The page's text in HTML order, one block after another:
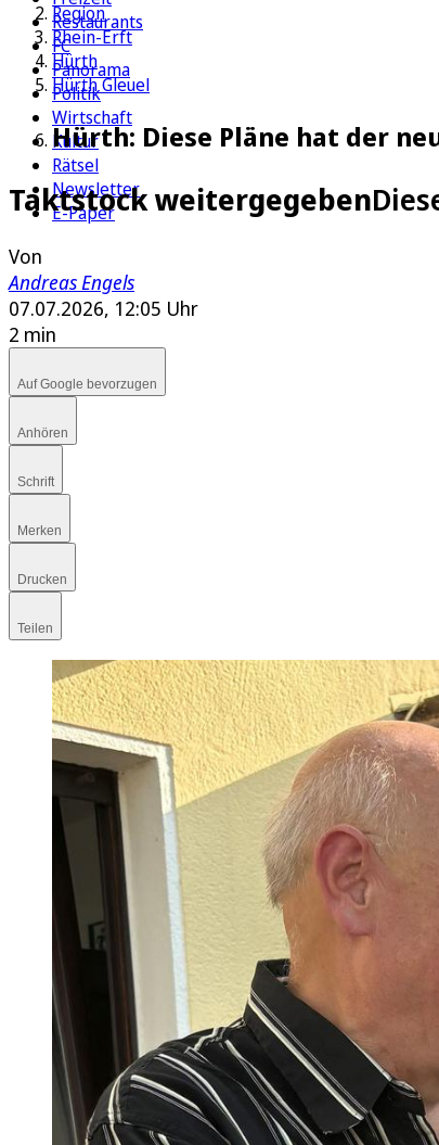
Restaurants
FC
Panorama
Politik
Wirtschaft
Kultur
Rätsel
Newsletter
E-Paper
Region
Rhein-Erft
Hürth
Hürth Gleuel
Hürth: Diese Pläne hat der
Taktstock weitergegeben
Von
Andreas Engels
07.07.2026, 12:05 Uhr
2 min
Auf Google bevorzugen
Anhören
Schrift
Merken
Drucken
Teilen